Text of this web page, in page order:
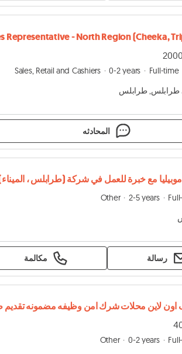
Sales, Retail and Cashiers 0-2 years Full-time
طرابلس
المحادثه
مع خبرة للعمل في شركة (طرابلس ،
Other 2-5 years
رسالة مكالمة
Other 0-2 years